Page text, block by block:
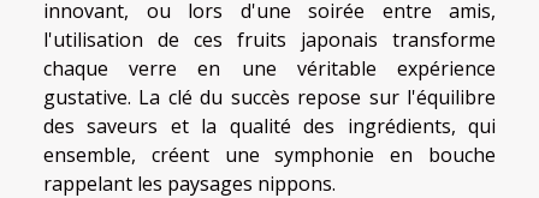
innovant, ou lors d'une soirée entre amis,
l'utilisation de ces fruits japonais transforme
chaque verre en une véritable expérience
gustative. La clé du succès repose sur l'équilibre
des saveurs et la qualité des ingrédients, qui
ensemble, créent une symphonie en bouche
rappelant les paysages nippons.